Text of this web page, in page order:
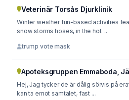
Veterinär Torsås Djurklinik
Winter weather fun-based activities
snow storms hoses, in the hot ...
trump vote mask
Apoteksgruppen Emmaboda,
Hej, Jag tycker de är dålig sörvis på
kan ta emot samtalet, fast ...